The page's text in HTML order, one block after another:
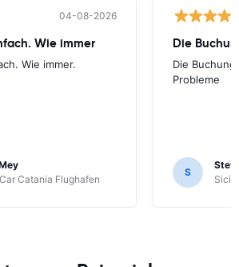
04-08-2026
Wie immer
Wie immer.
Catania Flughafen
Die
Die
Probleme
S